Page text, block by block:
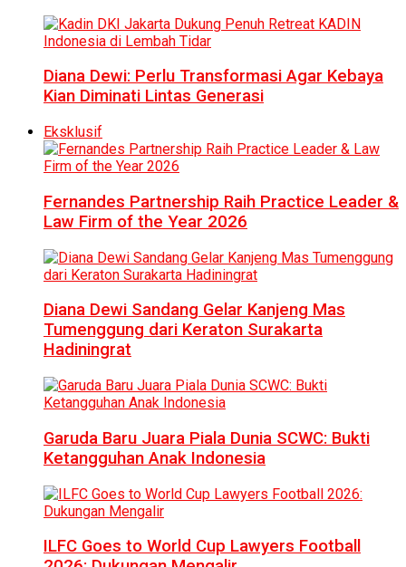
Diana Dewi: Perlu Transformasi Agar Kebaya
Kian Diminati Lintas Generasi
Eksklusif
Fernandes Partnership Raih Practice Leader &
Law Firm of the Year 2026
Diana Dewi Sandang Gelar Kanjeng Mas
Tumenggung dari Keraton Surakarta
Hadiningrat
Garuda Baru Juara Piala Dunia SCWC: Bukti
Ketangguhan Anak Indonesia
ILFC Goes to World Cup Lawyers Football